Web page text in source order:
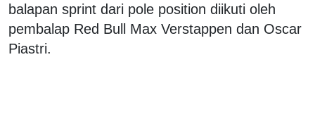
balapan sprint dari pole position diikuti oleh
pembalap Red Bull Max Verstappen dan Oscar
Piastri.